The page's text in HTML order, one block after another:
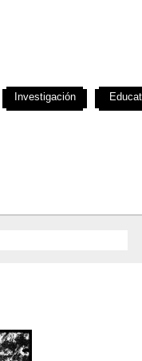
Investigación